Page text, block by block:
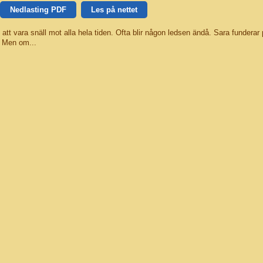
Nedlasting PDF Les på nettet
vara snäll mot alla hela tiden. Ofta blir någon ledsen ändå. Sara funderar
om...